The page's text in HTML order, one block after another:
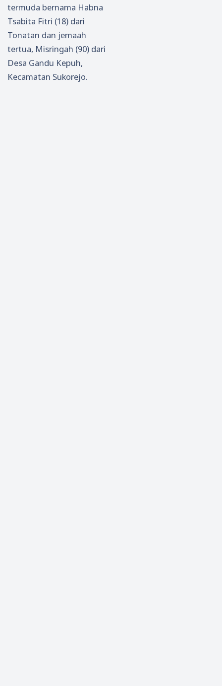
termuda bernama Habna
Tsabita Fitri (18) dari
Tonatan dan jemaah
tertua, Misringah (90) dari
Desa Gandu Kepuh,
Kecamatan Sukorejo.